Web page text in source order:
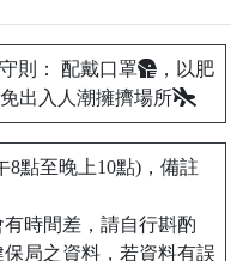
則： 配戴口罩
，以肥
出入人潮擁擠場所
8點至晚上10點)，備註
時間差，請自行斟酌
局之資料，若資料有誤